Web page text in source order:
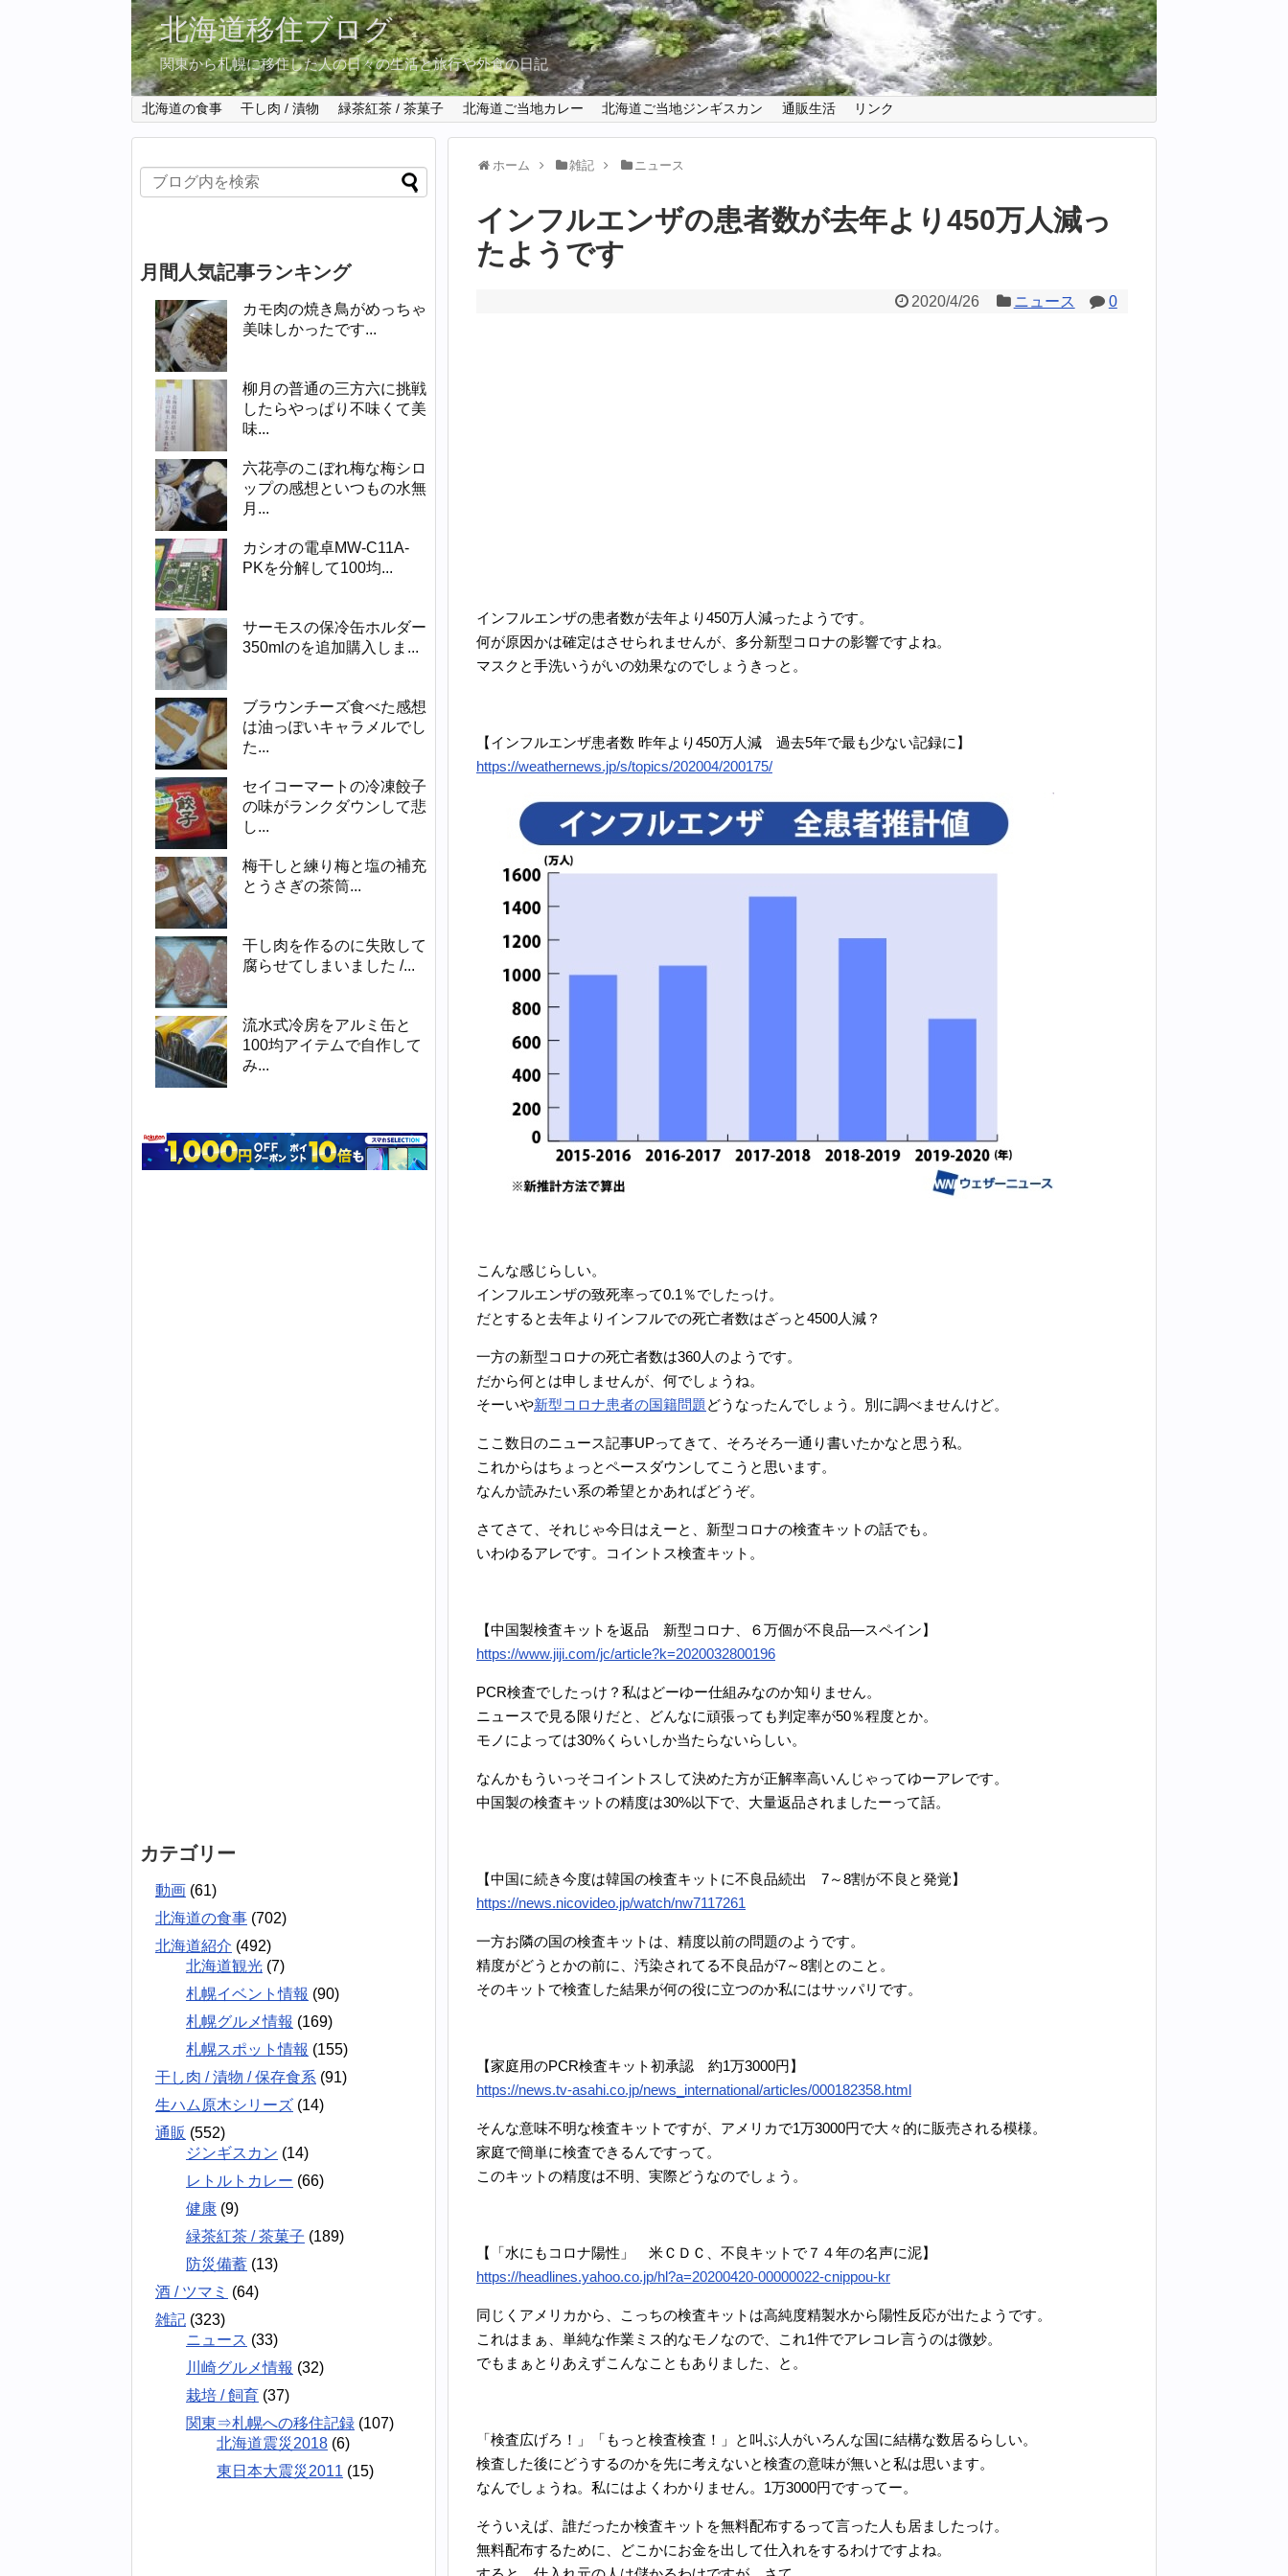
北海道移住ブログ
関東から札幌に移住した人の日々の生活と旅行や外食の日記
北海道の食事 干し肉 / 漬物 緑茶紅茶 / 茶菓子 北海道ご当地カレー 北海道ご当地ジンギスカン 通販生活 リンク
ホーム 雑記 ニュース
インフルエンザの患者数が去年より450万人減っ
たようです
2020/4/26 ニュース 0
インフルエンザの患者数が去年より450万人減ったようです。
何が原因かは確定はさせられませんが、多分新型コロナの影響ですよね。
マスクと手洗いうがいの効果なのでしょうきっと。
【インフルエンザ患者数 昨年より450万人減 過去5年で最も少ない記録に】
https://weathernews.jp/s/topics/202004/200175/
こんな感じらしい。
インフルエンザの致死率って0.1％でしたっけ。
だとすると去年よりインフルでの死亡者数はざっと4500人減？
一方の新型コロナの死亡者数は360人のようです。
だから何とは申しませんが、何でしょうね。
そーいや新型コロナ患者の国籍問題 どうなったんでしょう。別に調べませんけど。
ここ数日のニュース記事UPってきて、そろそろ一通り書いたかなと思う私。
これからはちょっとペースダウンしてこうと思います。
なんか読みたい系の希望とかあればどうぞ。
さてさて、それじゃ今日はえーと、新型コロナの検査キットの話でも。
いわゆるアレです。コイントス検査キット。
【中国製検査キットを返品 新型コロナ、６万個が不良品―スペイン】
https://www.jiji.com/jc/article?k=2020032800196
PCR検査でしたっけ？私はどーゆー仕組みなのか知りません。
ニュースで見る限りだと、どんなに頑張っても判定率が50％程度とか。
モノによっては30%くらいしか当たらないらしい。
なんかもういっそコイントスして決めた方が正解率高いんじゃってゆーアレです。
中国製の検査キットの精度は30%以下で、大量返品されましたーって話。
【中国に続き今度は韓国の検査キットに不良品続出 7～8割が不良と発覚】
https://news.nicovideo.jp/watch/nw7117261
一方お隣の国の検査キットは、精度以前の問題のようです。
精度がどうとかの前に、汚染されてる不良品が7～8割とのこと。
そのキットで検査した結果が何の役に立つのか私にはサッパリです。
【家庭用のPCR検査キット初承認 約1万3000円】
https://news.tv-asahi.co.jp/news_international/articles/000182358.html
そんな意味不明な検査キットですが、アメリカで1万3000円で大々的に販売される模様。
家庭で簡単に検査できるんですって。
このキットの精度は不明、実際どうなのでしょう。
【「水にもコロナ陽性」 米ＣＤＣ、不良キットで７４年の名声に泥】
https://headlines.yahoo.co.jp/hl?a=20200420-00000022-cnippou-kr
同じくアメリカから、こっちの検査キットは高純度精製水から陽性反応が出たようです。
これはまぁ、単純な作業ミス的なモノなので、これ1件でアレコレ言うのは微妙。
でもまぁとりあえずこんなこともありました、と。
「検査広げろ！」「もっと検査検査！」と叫ぶ人がいろんな国に結構な数居るらしい。
検査した後にどうするのかを先に考えないと検査の意味が無いと私は思います。
なんでしょうね。私にはよくわかりません。1万3000円ですってー。
そういえば、誰だったか検査キットを無料配布するって言った人も居ましたっけ。
無料配布するために、どこかにお金を出して仕入れをするわけですよね。
月間人気記事ランキング
カモ肉の焼き鳥がめっちゃ
美味しかったです...
柳月の普通の三方六に挑戦
したらやっぱり不味くて美
味...
六花亭のこぼれ梅な梅シロ
ップの感想といつもの水無
月...
カシオの電卓MW-C11A-
PKを分解して100均...
サーモスの保冷缶ホルダー
350mlのを追加購入しま...
ブラウンチーズ食べた感想
は油っぽいキャラメルでし
た...
セイコーマートの冷凍餃子
の味がランクダウンして悲
し...
梅干しと練り梅と塩の補充
とうさぎの茶筒...
干し肉を作るのに失敗して
腐らせてしまいました /...
流水式冷房をアルミ缶と
100均アイテムで自作して
み...
カテゴリー
動画 (61)
北海道の食事 (702)
北海道紹介 (492)
北海道観光 (7)
札幌イベント情報 (90)
札幌グルメ情報 (169)
札幌スポット情報 (155)
干し肉 / 漬物 / 保存食系 (91)
生ハム原木シリーズ (14)
通販 (552)
ジンギスカン (14)
レトルトカレー (66)
健康 (9)
緑茶紅茶 / 茶菓子 (189)
防災備蓄 (13)
酒 / ツマミ (64)
雑記 (323)
ニュース (33)
川崎グルメ情報 (32)
栽培 / 飼育 (37)
関東⇒札幌への移住記録 (107)
北海道震災2018 (6)
東日本大震災2011 (15)